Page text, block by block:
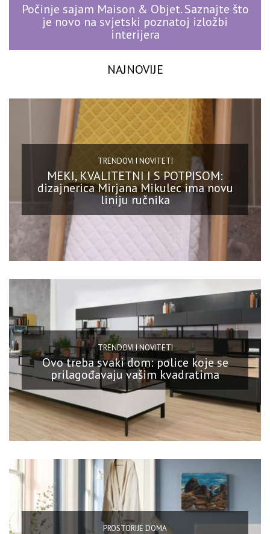
Počinje sajam Maison & Objet. Saznajte što
je novo na svjetski poznatoj izložbi
interijera
NAJNOVIJE
TRENDOVI I NOVITETI
MEKI, KVALITETNI I S POTPISOM:
dizajnerica Mirjana Mikulec ima novu
liniju ručnika
TRENDOVI I NOVITETI
Ovo treba svaki dom: police koje se
prilagođavaju vašim kvadratima
PROSTORIJE DOMA